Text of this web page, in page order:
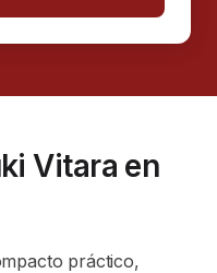
Vitara en
práctico,